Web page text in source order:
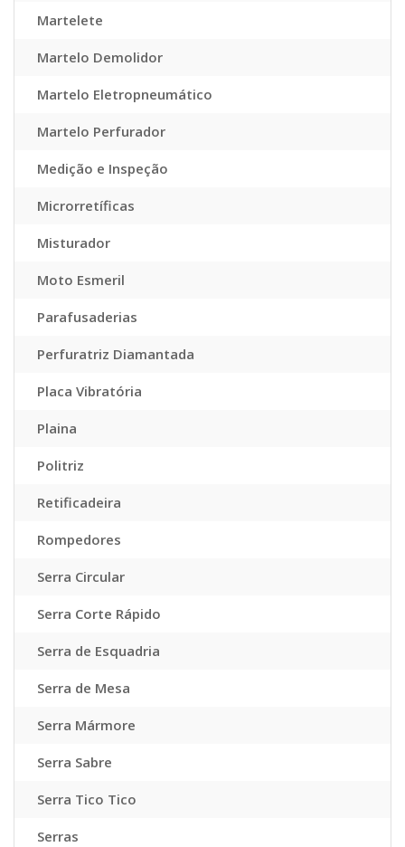
Martelete
Martelo Demolidor
Martelo Eletropneumático
Martelo Perfurador
Medição e Inspeção
Microrretíficas
Misturador
Moto Esmeril
Parafusaderias
Perfuratriz Diamantada
Placa Vibratória
Plaina
Politriz
Retificadeira
Rompedores
Serra Circular
Serra Corte Rápido
Serra de Esquadria
Serra de Mesa
Serra Mármore
Serra Sabre
Serra Tico Tico
Serras